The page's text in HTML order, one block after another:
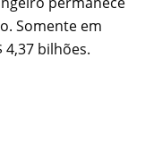
Somente em
bilhões.